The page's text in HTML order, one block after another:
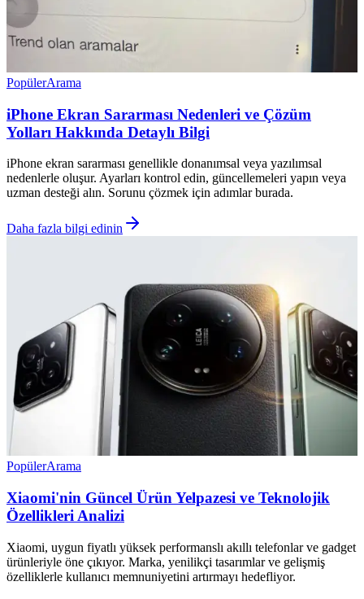
PopülerArama
iPhone Ekran Sararması Nedenleri ve Çözüm
Yolları Hakkında Detaylı Bilgi
iPhone ekran sararması genellikle donanımsal veya yazılımsal
nedenlerle oluşur. Ayarları kontrol edin, güncellemeleri yapın veya
uzman desteği alın. Sorunu çözmek için adımlar burada.
Daha fazla bilgi edinin
PopülerArama
Xiaomi'nin Güncel Ürün Yelpazesi ve Teknolojik
Özellikleri Analizi
Xiaomi, uygun fiyatlı yüksek performanslı akıllı telefonlar ve gadget
ürünleriyle öne çıkıyor. Marka, yenilikçi tasarımlar ve gelişmiş
özelliklerle kullanıcı memnuniyetini artırmayı hedefliyor.